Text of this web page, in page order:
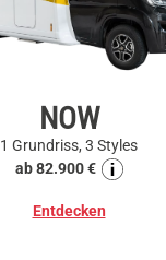
NOW
1 Grundriss, 3 Styles
ab 82.900 €
Entdecken